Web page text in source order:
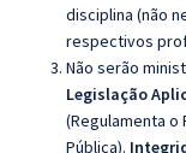
disciplina (não
respectivos
Não serão
Legislação
(Regulamenta o
Pública).